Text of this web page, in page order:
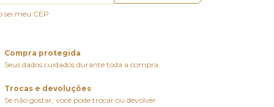
sei meu CEP
Compra protegida
Seus dados cuidados durante toda a compra.
Trocas e devoluções
Se não gostar, você pode trocar ou devolver.